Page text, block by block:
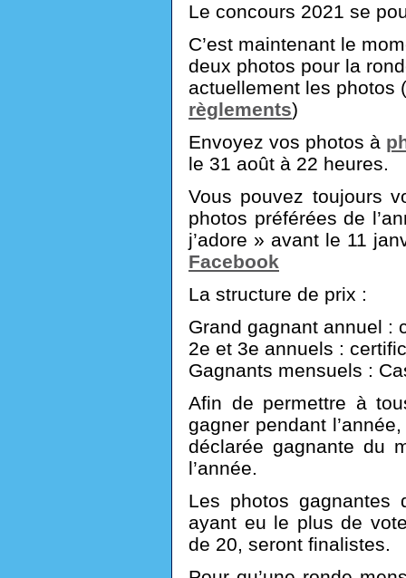
Le concours 2021 se
C’est maintenant le
deux photos pour la
actuellement les photos
règlements)
Envoyez vos photos à
le 31 août à 22 heures.
Vous pouvez toujours
photos préférées de
j’adore » avant le 11
Facebook
La structure de prix :
Grand gagnant annuel :
2e et 3e annuels :
Gagnants mensuels :
Afin de permettre à
gagner pendant
déclarée gagnante du
l’année.
Les photos gagnantes
ayant eu le plus de
de 20, seront finalistes.